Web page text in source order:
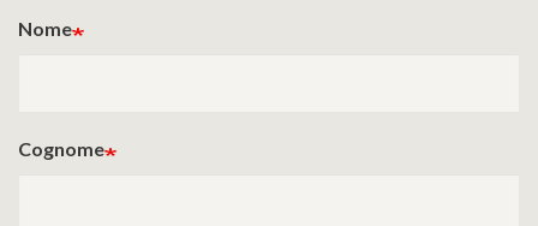
Nome
Cognome